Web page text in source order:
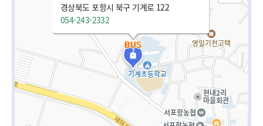
경상북도 포항시 북구 기계로 122
054-243-2332